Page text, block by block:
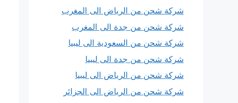
شركة شحن من الرياض الى المغرب
شركة شحن من جدة الى المغرب
شركة شحن من السعودية الى ليبيا
شركة شحن من جدة الى ليبيا
شركة شحن من الرياض الى ليبيا
شركة شحن من الرياض الى الجزائر